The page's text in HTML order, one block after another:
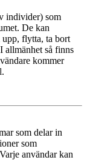
individer) som
De kan
upp, flytta, ta bort
allmänhet så finns
kommer
som delar in
som
användar kan